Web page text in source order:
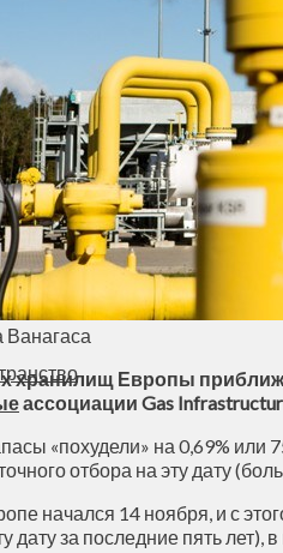
Ванагаса
хранилищ Европы
ассоциации Gas
«похудели» на 0,69%
отбора на эту дату
начался 14 ноября, и с
за последние пять лет),